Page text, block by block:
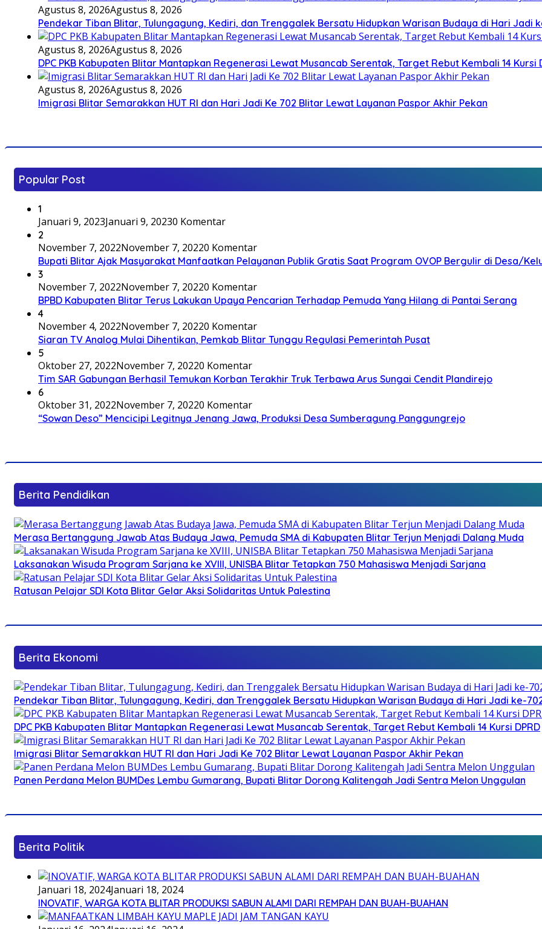
Agustus 8, 2026Agustus 8, 2026
Pendekar Tiban Blitar, Tulungagung, Kediri, dan Trenggalek Bersatu Hidupkan Warisan Budaya di Hari Jadi
Agustus 8, 2026Agustus 8, 2026
DPC PKB Kabupaten Blitar Mantapkan Regenerasi Lewat Musancab Serentak, Target Rebut Kembali 14 Kursi
Agustus 8, 2026Agustus 8, 2026
Imigrasi Blitar Semarakkan HUT RI dan Hari Jadi Ke 702 Blitar Lewat Layanan Paspor Akhir Pekan
Popular Post
1
Januari 9, 2023Januari 9, 20230 Komentar
2
November 7, 2022November 7, 20220 Komentar
Bupati Blitar Ajak Masyarakat Manfaatkan Pelayanan Publik Gratis Saat Program OVOP Bergulir di Desa/
3
November 7, 2022November 7, 20220 Komentar
BPBD Kabupaten Blitar Terus Lakukan Upaya Pencarian Terhadap Pemuda Yang Hilang di Pantai Serang
4
November 4, 2022November 7, 20220 Komentar
Siaran TV Analog Mulai Dihentikan, Pemkab Blitar Tunggu Regulasi Pemerintah Pusat
5
Oktober 27, 2022November 7, 20220 Komentar
Tim SAR Gabungan Berhasil Temukan Korban Terakhir Truk Terbawa Arus Sungai Cendit Plandirejo
6
Oktober 31, 2022November 7, 20220 Komentar
“Sowan Deso” Mencicipi Legitnya Jenang Jawa, Produksi Desa Sumberagung Panggungrejo
Berita Pendidikan
Merasa Bertanggung Jawab Atas Budaya Jawa, Pemuda SMA di Kabupaten Blitar Terjun Menjadi Dalang Muda
Laksanakan Wisuda Program Sarjana ke XVIII, UNISBA Blitar Tetapkan 750 Mahasiswa Menjadi Sarjana
Ratusan Pelajar SDI Kota Blitar Gelar Aksi Solidaritas Untuk Palestina
Berita Ekonomi
Pendekar Tiban Blitar, Tulungagung, Kediri, dan Trenggalek Bersatu Hidupkan Warisan Budaya di Hari Jadi ke-
DPC PKB Kabupaten Blitar Mantapkan Regenerasi Lewat Musancab Serentak, Target Rebut Kembali 14 Kursi DPRD
Imigrasi Blitar Semarakkan HUT RI dan Hari Jadi Ke 702 Blitar Lewat Layanan Paspor Akhir Pekan
Panen Perdana Melon BUMDes Lembu Gumarang, Bupati Blitar Dorong Kalitengah Jadi Sentra Melon Unggulan
Berita Politik
Januari 18, 2024Januari 18, 2024
INOVATIF, WARGA KOTA BLITAR PRODUKSI SABUN ALAMI DARI REMPAH DAN BUAH-BUAHAN